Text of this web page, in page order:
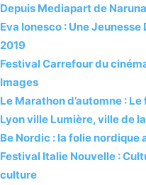
Depuis Mediapart de
Eva Ionesco : Une
2019
Festival Carrefour du
Images
Le Marathon d’automne :
Lyon ville Lumière, ville de
Be Nordic : la folie nordique
Festival Italie Nouvelle :
culture